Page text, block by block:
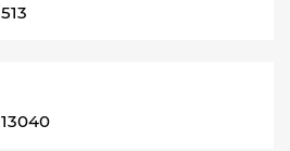
513
13040